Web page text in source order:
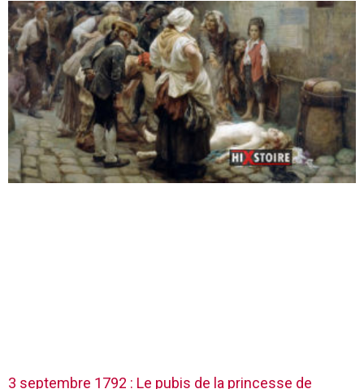
3 septembre 1792 : Le pubis de la princesse de